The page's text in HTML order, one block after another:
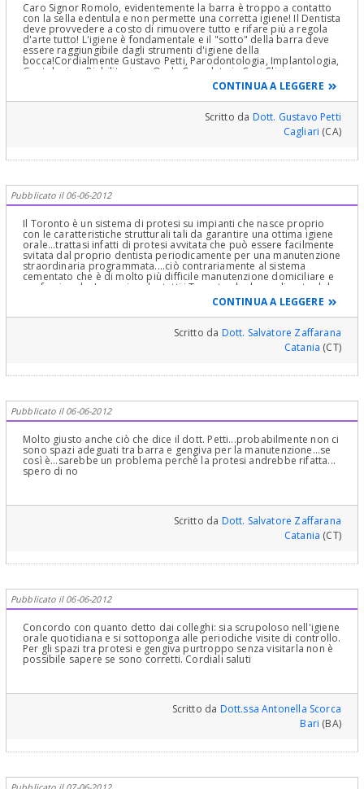
Caro Signor Romolo, evidentemente la barra è troppo a contatto
con la sella edentula e non permette una corretta igiene! Il Dentista
deve provvedere a costo di rimuovere tutto e rifare più a regola
d'arte tutto! L'igiene è fondamentale e il "sotto" della barra deve
essere raggiungibile dagli strumenti d'igiene della
bocca!Cordialmente Gustavo Petti, Parodontologia, Implantologia,
Gnatologia e Riabilitazione Orale Completa in Casi Clinici
Complessi ed Ortodonzia e Pedodonzia la figlia Claudia Petti, in
CONTINUA A LEGGERE
Scritto da Dott. Gustavo Petti
Cagliari (CA)
Pubblicato il 06-06-2012
Il Toronto è un sistema di protesi su impianti che nasce proprio
con le caratteristiche strutturali tali da garantire una ottima igiene
orale...trattasi infatti di protesi avvitata che può essere facilmente
svitata dal proprio dentista periodicamente per una manutenzione
straordinaria programmata....ciò contrariamente al sistema
cementato che è di molto più difficile manutenzione domiciliare e
professionale. Immagina che tutti i Toronto che ho realizzato dal
2000 nel mio studio sono i sistemi implanto protesici che non mi
hanno mai creato problemi proprio per la facile manutenzione da
parte del paziente e del dentista.
CONTINUA A LEGGERE
Scritto da Dott. Salvatore Zaffarana
Catania (CT)
Pubblicato il 06-06-2012
Molto giusto anche ciò che dice il dott. Petti...probabilmente non ci
sono spazi adeguati tra barra e gengiva per la manutenzione...se
così è...sarebbe un problema perchè la protesi andrebbe rifatta...
spero di no
Scritto da Dott. Salvatore Zaffarana
Catania (CT)
Pubblicato il 06-06-2012
Concordo con quanto detto dai colleghi: sia scrupoloso nell'igiene
orale quotidiana e si sottoponga alle periodiche visite di controllo.
Per gli spazi tra protesi e gengiva purtroppo senza visitarla non è
possibile sapere se sono corretti. Cordiali saluti
Scritto da Dott.ssa Antonella Scorca
Bari (BA)